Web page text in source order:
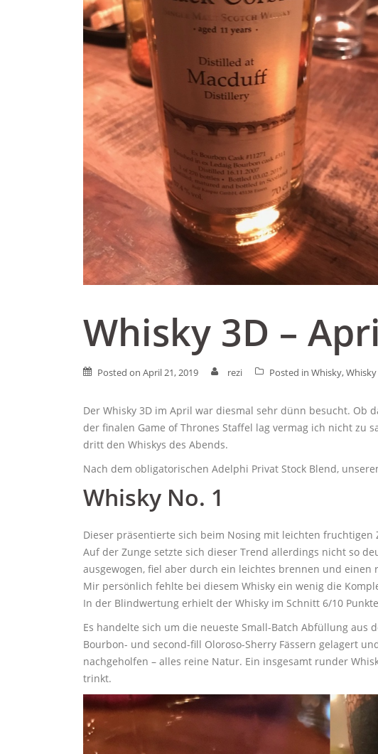
Whisky 3D –
Posted on April 21, 2019 rezi Posted in Whisky,Whisky
Der Whisky 3D im April war diesmal sehr dünn besucht. Ob
der finalen Game of Thrones Staffel lag vermag ich nicht zu
dritt den Whiskys des Abends.
Nach dem obligatorischen Adelphi Privat Stock Blend,
Whisky No. 1
Dieser präsentierte sich beim Nosing mit leichten
Auf der Zunge setzte sich dieser Trend allerdings nicht so
ausgewogen, fiel aber durch ein leichtes brennen und
Mir persönlich fehlte bei diesem Whisky ein wenig die
In der Blindwertung erhielt der Whisky im Schnitt 6/10
Es handelte sich um die neueste Small-Batch Abfüllung aus
Bourbon- und second-fill Oloroso-Sherry Fässern gelagert
nachgeholfen – alles reine Natur. Ein insgesamt runder
trinkt.